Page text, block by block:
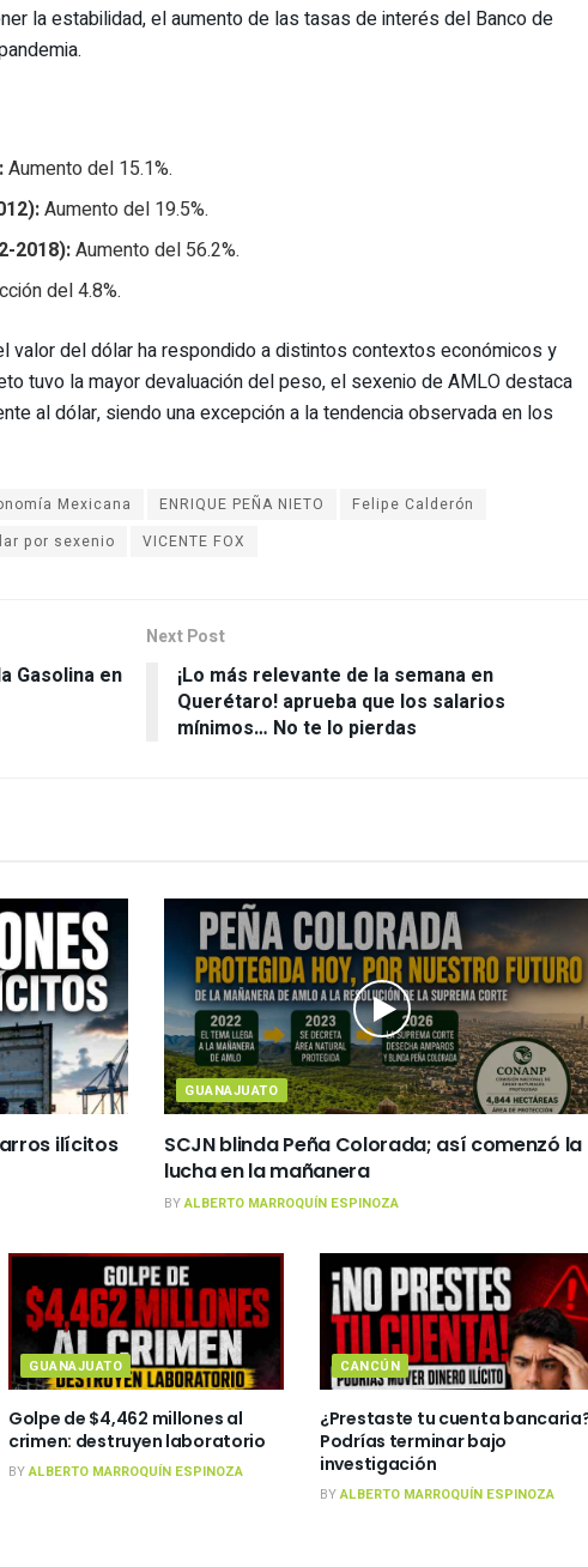
la estabilidad, el aumento de las tasas de interés del Banco de
Aumento del 15.1%.
Aumento del 19.5%.
2018):Aumento del 56.2%.
del 4.8%.
valor del dólar ha respondido a distintos contextos económicos y
tuvo la mayor devaluación del peso, el sexenio de AMLO destaca
al dólar, siendo una excepción a la tendencia observada en los
Mexicana ENRIQUE PEÑA NIETO
Felipe Calderón
por sexenio VICENTE FOX
Gasolina en
Next Post
¡Lo más relevante de la semana en
Querétaro! aprueba que los salarios
mínimos… No te lo pierdas
ilícitos
GUANAJUATO
SCJN blinda Peña Colorada; así comenzó la
lucha en la mañanera
BYALBERTO MARROQUÍN ESPINOZA
GUANAJUATO
Golpe de $4,462 millones al
crimen: destruyen laboratorio
BYALBERTO MARROQUÍN ESPINOZA
CANCÚN
¿Prestaste tu cuenta
Podrías terminar bajo
investigación
BYALBERTO MARROQUÍN ESPINOZA